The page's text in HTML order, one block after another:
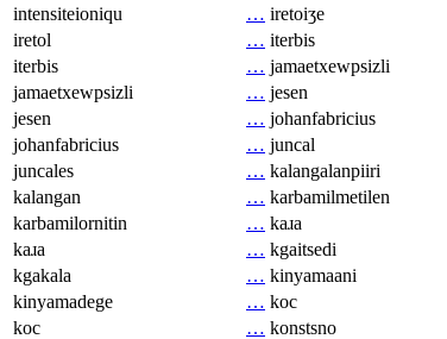
intensiteioniqu
… iretoiʒe
iretol
… iterbis
iterbis
… jamaetxewpsizli
jamaetxewpsizli
… jesen
jesen
… johanfabricius
johanfabricius
… juncal
juncales
… kalangalanpiiri
kalangan
… karbamilmetilen
karbamilornitin
… kaɹa
kaɹa
… kgaitsedi
kgakala
… kinyamaani
kinyamadege
… koc
koc
… konstsno